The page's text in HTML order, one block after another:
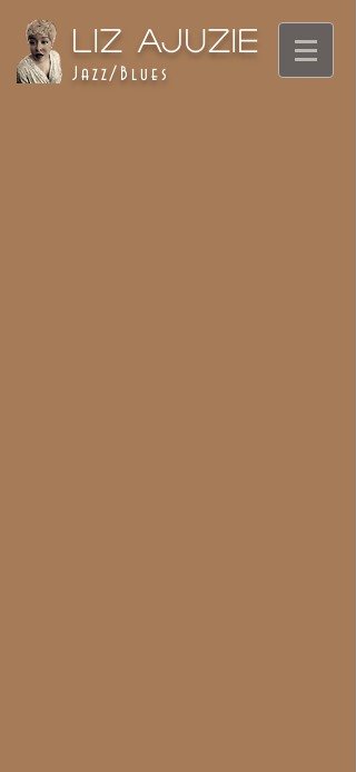
Liz Ajuzie
Jazz/Blues